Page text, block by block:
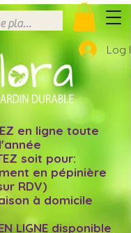
Log In
en ligne toute
l'année
soit pour:
en pépinière
RDV)
à domicile
LIGNE disponible